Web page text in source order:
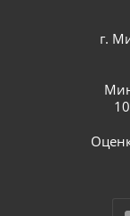
г.